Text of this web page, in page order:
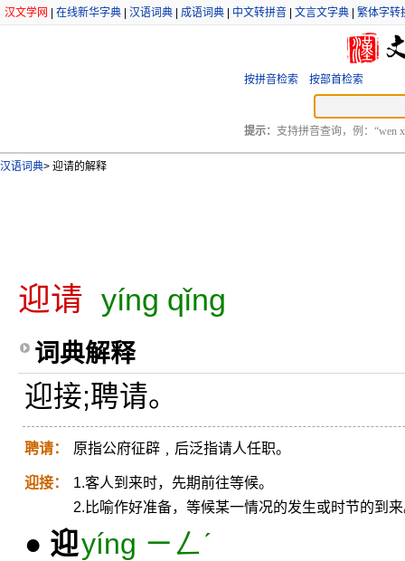
汉文学网 在线新华字典 汉语词典 成语词典 中文转拼音 文言文字典 繁体字转
按拼音检索 按部首检索
提示： 支持拼音查询，例：“wen
汉语词典> 迎请的解释
迎请 yíng qǐng
词典解释
迎接;聘请。
聘请： 原指公府征辟﹐后泛指请人任职。
迎接：
1.客人到来时，先期前往等候。
2.比喻作好准备，等候某一情况的发生或时节的到
● 迎yíng ㄧㄥˊ